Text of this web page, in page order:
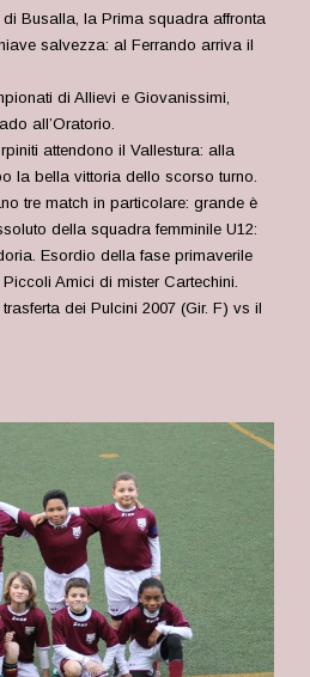
Busalla, la Prima squadra affronta
salvezza: al Ferrando arriva il
di Allievi e Giovanissimi,
all’Oratorio.
attendono il Vallestura: alla
la bella vittoria dello scorso turno.
tre match in particolare: grande è
della squadra femminile U12:
Esordio della fase primaverile
Amici di mister Cartechini.
dei Pulcini 2007 (Gir. F) vs il